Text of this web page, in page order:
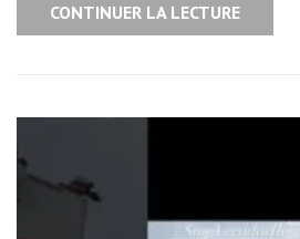
CONTINUER LA LECTURE